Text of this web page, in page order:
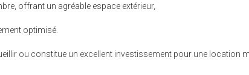
offrant un agréable espace extérieur,
optimisé.
ou constitue un excellent investissement pour une location